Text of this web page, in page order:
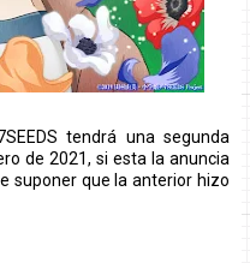
tendrá una segunda
de 2021, si esta la anuncia
suponer que la anterior hizo